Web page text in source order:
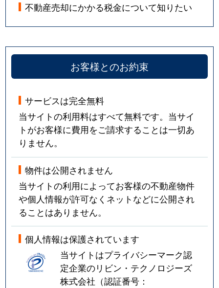
不動産売却にかかる税金について知りたい
お客様とのお約束
サービスは完全無料
当サイトの利用料はすべて無料です。当サイ
トがお客様に費用をご請求することは一切あ
りません。
物件は公開されません
当サイトの利用によってお客様の不動産物件
や個人情報が許可なくネットなどに公開され
ることはありません。
個人情報は保護されています
当サイトはプライバシーマーク認
定企業のリビン・テクノロジーズ
株式会社（認証番号：